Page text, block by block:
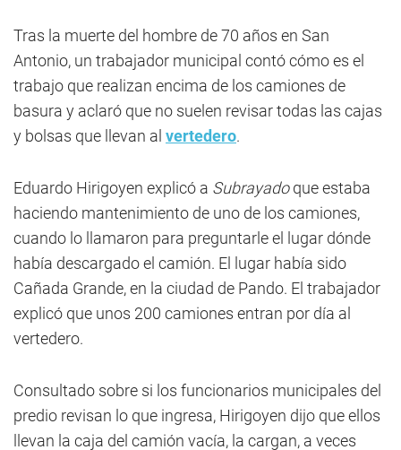
Tras la muerte del hombre de 70 años en San
Antonio, un trabajador municipal contó cómo es el
trabajo que realizan encima de los camiones de
basura y aclaró que no suelen revisar todas las cajas
y bolsas que llevan al vertedero.
Eduardo Hirigoyen explicó a Subrayadoque estaba
haciendo mantenimiento de uno de los camiones,
cuando lo llamaron para preguntarle el lugar dónde
había descargado el camión. El lugar había sido
Cañada Grande, en la ciudad de Pando. El trabajador
explicó que unos 200 camiones entran por día al
vertedero.
Consultado sobre si los funcionarios municipales del
predio revisan lo que ingresa, Hirigoyen dijo que ellos
llevan la caja del camión vacía, la cargan, a veces